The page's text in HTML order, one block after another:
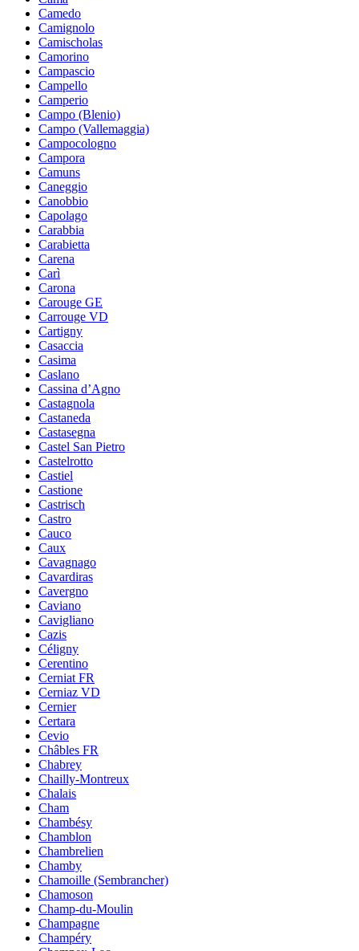
Camedo
Camignolo
Camischolas
Camorino
Campascio
Campello
Camperio
Campo (Blenio)
Campo (Vallemaggia)
Campocologno
Campora
Camuns
Caneggio
Canobbio
Capolago
Carabbia
Carabietta
Carena
Carì
Carona
Carouge GE
Carrouge VD
Cartigny
Casaccia
Casima
Caslano
Cassina d’Agno
Castagnola
Castaneda
Castasegna
Castel San Pietro
Castelrotto
Castiel
Castione
Castrisch
Castro
Cauco
Caux
Cavagnago
Cavardiras
Cavergno
Caviano
Cavigliano
Cazis
Céligny
Cerentino
Cerniat FR
Cerniaz VD
Cernier
Certara
Cevio
Châbles FR
Chabrey
Chailly-Montreux
Chalais
Cham
Chambésy
Chamblon
Chambrelien
Chamby
Chamoille (Sembrancher)
Chamoson
Champ-du-Moulin
Champagne
Champéry